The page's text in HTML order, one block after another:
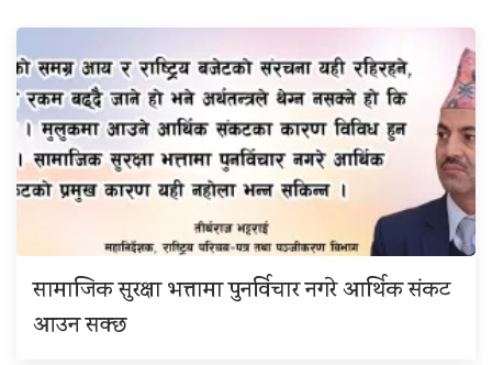
सामाजिक सुरक्षा भत्तामा पुनर्विचार नगरे आर्थिक संकट
आउन सक्छ